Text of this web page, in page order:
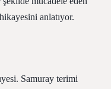
anlatıyor.
Samuray terimi